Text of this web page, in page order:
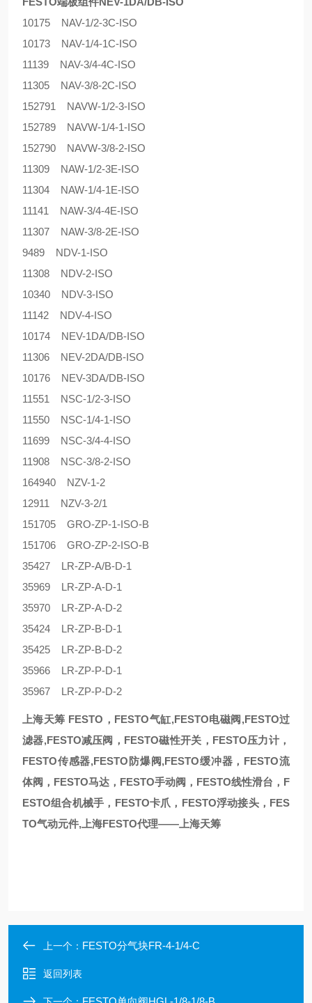
10175 NAV-1/2-3C-ISO
10173 NAV-1/4-1C-ISO
11139 NAV-3/4-4C-ISO
11305 NAV-3/8-2C-ISO
152791 NAVW-1/2-3-ISO
152789 NAVW-1/4-1-ISO
152790 NAVW-3/8-2-ISO
11309 NAW-1/2-3E-ISO
11304 NAW-1/4-1E-ISO
11141 NAW-3/4-4E-ISO
11307 NAW-3/8-2E-ISO
9489 NDV-1-ISO
11308 NDV-2-ISO
10340 NDV-3-ISO
11142 NDV-4-ISO
10174 NEV-1DA/DB-ISO
11306 NEV-2DA/DB-ISO
10176 NEV-3DA/DB-ISO
11551 NSC-1/2-3-ISO
11550 NSC-1/4-1-ISO
11699 NSC-3/4-4-ISO
11908 NSC-3/8-2-ISO
164940 NZV-1-2
12911 NZV-3-2/1
151705 GRO-ZP-1-ISO-B
151706 GRO-ZP-2-ISO-B
35427 LR-ZP-A/B-D-1
35969 LR-ZP-A-D-1
35970 LR-ZP-A-D-2
35424 LR-ZP-B-D-1
35425 LR-ZP-B-D-2
35966 LR-ZP-P-D-1
35967 LR-ZP-P-D-2
上海天筹 FESTO，FESTO气缸,FESTO电磁阀,FESTO过
滤器,FESTO减压阀，FESTO磁性开关，FESTO压力计，
FESTO传感器,FESTO防爆阀,FESTO缓冲器，FESTO流
体阀，FESTO马达，FESTO手动阀，FESTO线性滑台，F
ESTO组合机械手，FESTO卡爪，FESTO浮动接头，FES
TO气动元件,上海FESTO代理——上海天筹
上一个： FESTO分气块FR-4-1/4-C
返回列表